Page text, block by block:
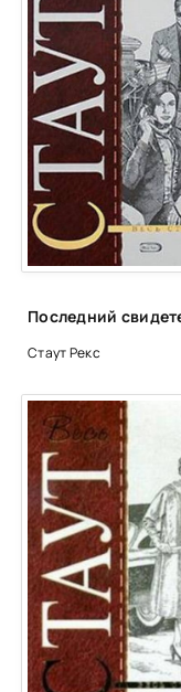
Стаут Рекс